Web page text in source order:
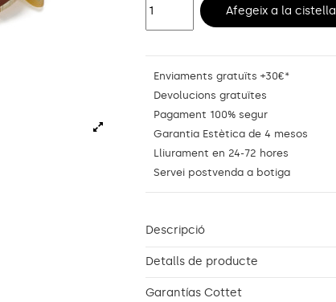
Afegeix a la cistella
Enviaments gratuïts +30€*
Devolucions gratuïtes
Pagament 100% segur
Garantia Estètica de 4 mesos
Lliurament en 24-72 hores
Servei postvenda a botiga
Descripció
Detalls de producte
Garantías Cottet